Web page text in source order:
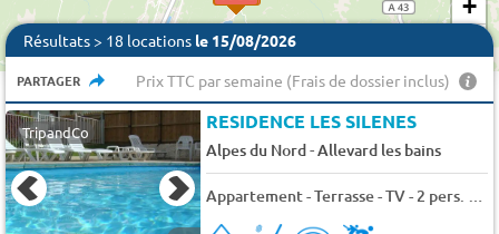
+
Résultats > 18 locations le 15/08/2026
PARTAGER Prix TTC par semaine (Frais de dossier inclus)
TripandCo RESIDENCE LES SILENES
Alpes du Nord-Allevard les bains
Appartement - Terrasse - TV - 2 pers. - 29m2 - Animaux admis